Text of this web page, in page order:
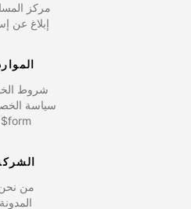
مركز
إبلاغ عن
شروط
سياسة
$form
من
المدونة